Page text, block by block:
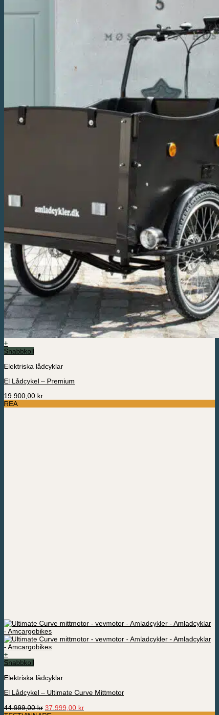
+
Snabbkoll
Elektriska lådcyklar
El Lådcykel – Premium
19.900,00 kr
REA
+
Snabbkoll
Elektriska lådcyklar
El Lådcykel – Ultimate Curve Mittmotor
44.999,00kr Det
37.999,00 krDet